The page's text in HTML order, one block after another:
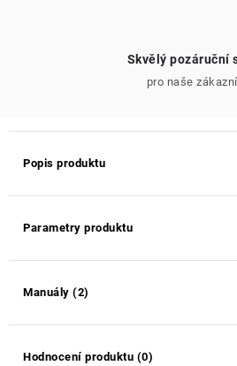
Skvělý pozáruční
pro naše
Popis produktu
Parametry produktu
Manuály (2)
Hodnocení produktu (0)